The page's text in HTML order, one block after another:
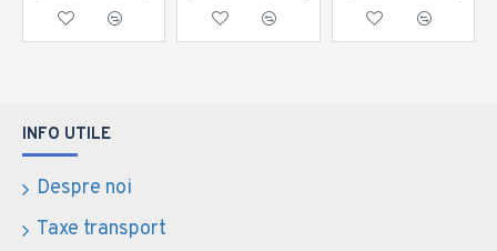
INFO UTILE
Despre noi
Taxe transport